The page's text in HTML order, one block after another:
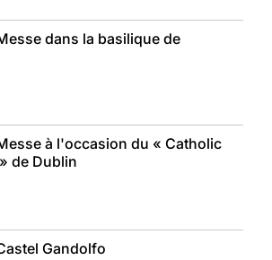
dans la basilique de
à l'occasion du « Catholic
de Dublin
Gandolfo